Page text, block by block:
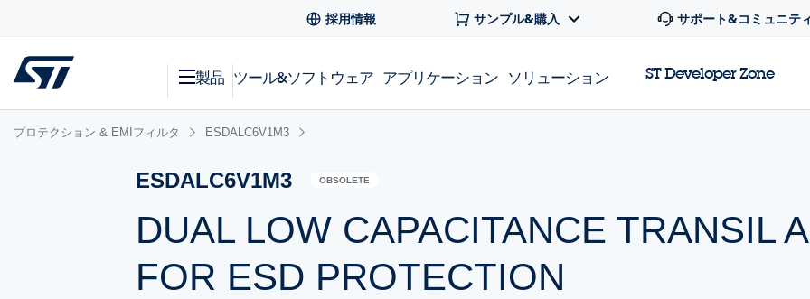
採用情報 サンプル&購入 サポート&コミュニテ
製品 ツール&ソフトウェア アプリケーション ソリューション ST Developer Zone
プロテクション & EMIフィルタ ESDALC6V1M3
ESDALC6V1M3 OBSOLETE
DUAL LOW CAPACITANCE TRANSIL
FOR ESD PROTECTION